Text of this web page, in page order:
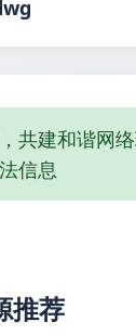
共建和谐网
信息
推荐